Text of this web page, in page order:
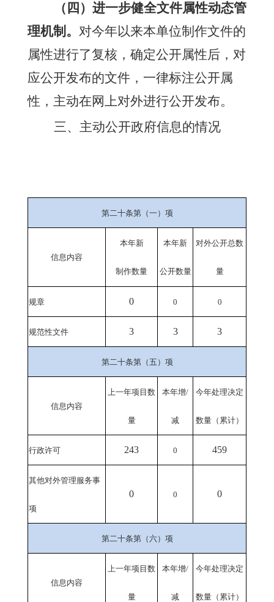
（ 四 ） 进一步健全文件属性动态管
理机制。 对今年以来本单位制作文件的
属性进行了复核， 确定公开属性后，对
应公开发布的文件 ， 一律标注公开属
性，主动在网上对外进行公开发布。
三、 主动公开政府信息的情况
第二十条第（一）项
信息内容
本年新
制作数量
本年新
公开数量
对外公开总数
量
规章 0 0 0
规范性文件 3 3 3
第二十条第（五）项
信息内容
上一年项目数
量
本年增/
减
今年处理决定
数量 （ 累计）
行政许可 243 0 459
其他对外管理服务事
项
0 0 0
第二十条第（六）项
信息内容
上一年项目数
量
本年增/
减
今年处理决定
数量 （ 累计）